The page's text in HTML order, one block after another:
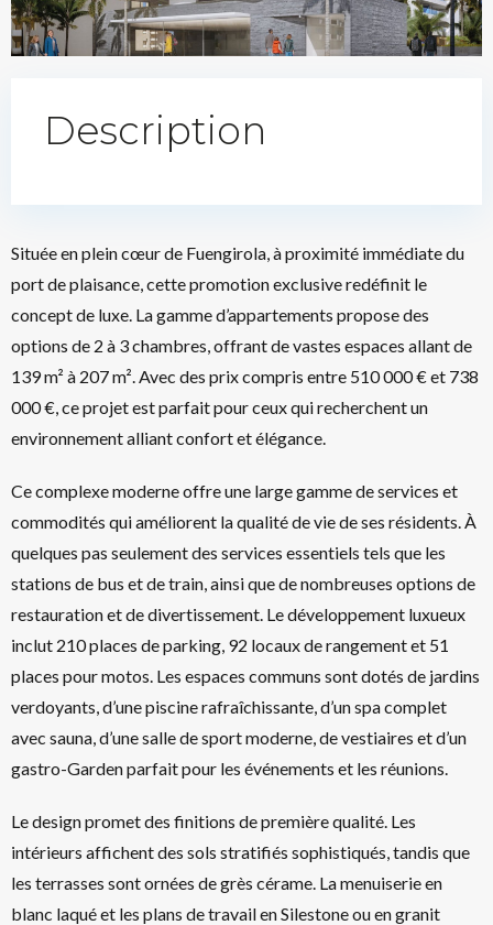
Description
Située en plein cœur de Fuengirola, à proximité immédiate du
port de plaisance, cette promotion exclusive redéfinit le
concept de luxe. La gamme d’appartements propose des
options de 2 à 3 chambres, offrant de vastes espaces allant de
139 m² à 207 m². Avec des prix compris entre 510 000 € et 738
000 €, ce projet est parfait pour ceux qui recherchent un
environnement alliant confort et élégance.
Ce complexe moderne offre une large gamme de services et
commodités qui améliorent la qualité de vie de ses résidents. À
quelques pas seulement des services essentiels tels que les
stations de bus et de train, ainsi que de nombreuses options de
restauration et de divertissement. Le développement luxueux
inclut 210 places de parking, 92 locaux de rangement et 51
places pour motos. Les espaces communs sont dotés de jardins
verdoyants, d’une piscine rafraîchissante, d’un spa complet
avec sauna, d’une salle de sport moderne, de vestiaires et d’un
gastro-Garden parfait pour les événements et les réunions.
Le design promet des finitions de première qualité. Les
intérieurs affichent des sols stratifiés sophistiqués, tandis que
les terrasses sont ornées de grès cérame. La menuiserie en
blanc laqué et les plans de travail en Silestone ou en granit